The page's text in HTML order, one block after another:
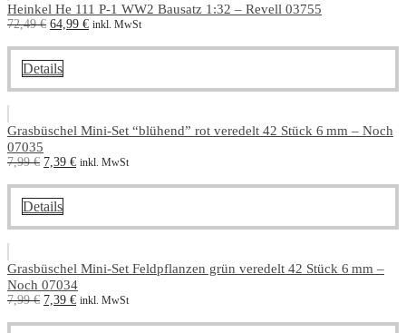
Heinkel He 111 P-1 WW2 Bausatz 1:32 – Revell 03755
72,49€ Ursprünglicher
war:
72,49 €
64,99 €Aktueller
ist:
inkl. MwSt
Details
Grasbüschel Mini-Set “blühend” rot veredelt 42 Stück 6 mm – Noch
07035
7,99€ Ursprünglicher
war:
7,99 €
7,39 €Aktueller
ist:
inkl. MwSt
Details
Grasbüschel Mini-Set Feldpflanzen grün veredelt 42 Stück 6 mm –
Noch 07034
7,99€ Ursprünglicher
war:
7,39 €Aktueller
ist:
inkl. MwSt